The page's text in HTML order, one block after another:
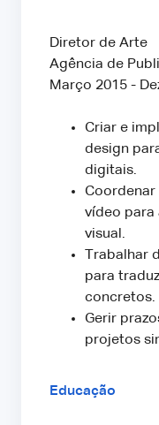
Diretor de Arte
Agência de
Março 2015 -
Criar e
design
digitais.
Coordenar
vídeo para
visual.
Trabalhar
para
concretos.
Gerir
projetos
Educação